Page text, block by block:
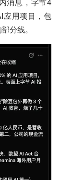
消息，字节4
应用项目，包
分线。